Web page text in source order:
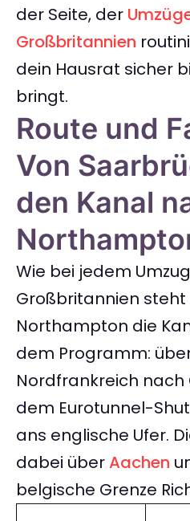
der Seite, der
Großbritannien
dein Hausrat sicher
bringt.
Route und
Von
den Kanal
Wie bei jedem
Großbritannien
Northampton die
dem Programm:
Nordfrankreich
dem Eurotunnel-
ans englische Ufer.
dabei überAachen
belgische Grenze